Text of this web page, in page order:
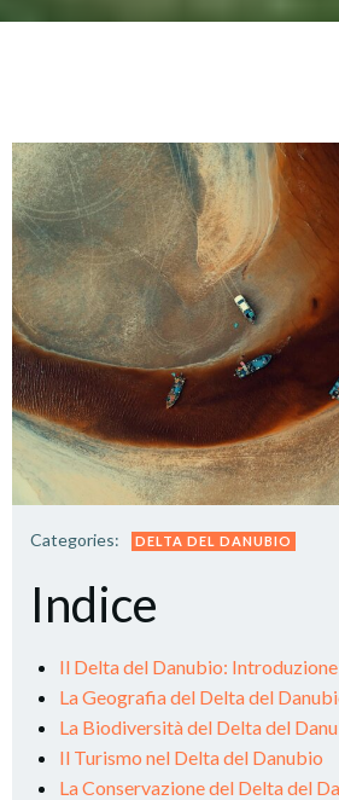
Categories: DELTA DEL DANUBIO
Indice
Il Delta del Danubio: Introduzione
La Geografia del Delta del
La Biodiversità del Delta del
Il Turismo nel Delta del Danubio
La Conservazione del Delta del